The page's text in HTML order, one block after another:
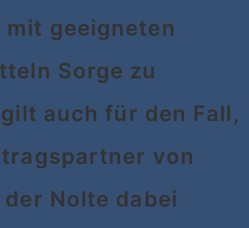
geeigneten
Sorge zu
auch für den Fall,
von
Nolte dabei